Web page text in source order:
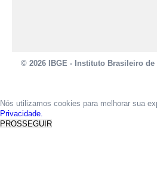
© 2026 IBGE - Instituto Brasileiro
Nós utilizamos cookies para melhorar sua
Privacidade.
PROSSEGUIR